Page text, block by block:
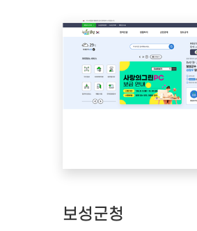
보성군청